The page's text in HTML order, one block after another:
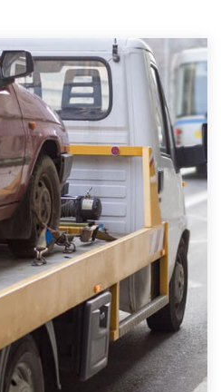
om direct uw sloopauto te
door de Sloopauto
Wij kunnen uw
. Neem telefonisch
Wilt u
onderdelen offerte
Onderdelenlijn! Vul uw
inkoop van auto's van
Alfa Romeo, Audi, BMW,
Fiat, Ford, Honda, Hyundai,
Mitsubishi, Nissan, Opel,
Seat, Skoda, Suzuki, Tesla,